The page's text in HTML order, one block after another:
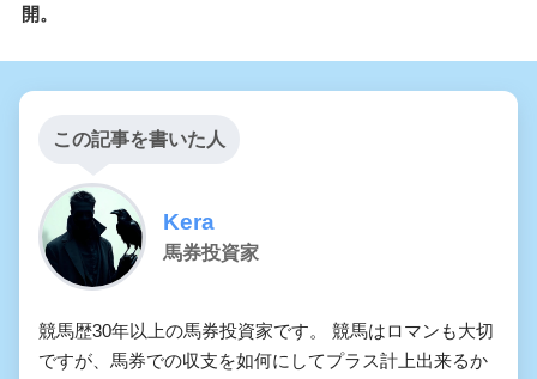
開。
この記事を書いた人
Kera
馬券投資家
競馬歴30年以上の馬券投資家です。 競馬はロマンも大切
ですが、馬券での収支を如何にしてプラス計上出来るか